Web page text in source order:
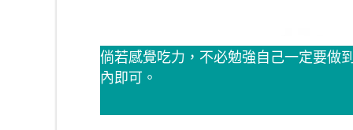
倘若感覺吃力，不必勉強自己一定要做
內即可。